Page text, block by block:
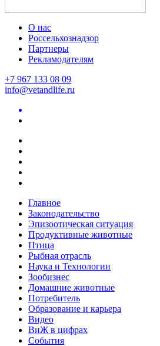
О нас
Россельхознадзор
Партнеры
Рекламодателям
+7 967 133 08 09
info@vetandlife.ru
Главное
Законодательство
Эпизоотическая ситуация
Продуктивные животные
Птица
Рыбная отрасль
Наука и Технологии
Зообизнес
Домашние животные
Потребитель
Образование и карьера
Видео
ВиЖ в цифрах
События